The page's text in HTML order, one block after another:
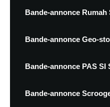
Bande-annonce Rumah
Bande-annonce Geo-
Bande-annonce PAS SI
Bande-annonce